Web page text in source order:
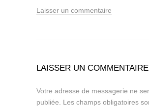
Laisser un commentaire
LAISSER UN COMMENTAIRE
Votre adresse de messagerie ne
publiée. Les champs obligatoires